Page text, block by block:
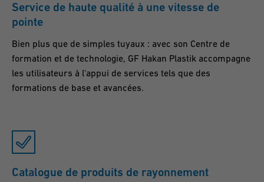
Service de haute qualité à une vitesse de
pointe
Bien plus que de simples tuyaux : avec son Centre de
formation et de technologie, GF Hakan Plastik accompagne
les utilisateurs à l'appui de services tels que des
formations de base et avancées.
Catalogue de produits de rayonnement